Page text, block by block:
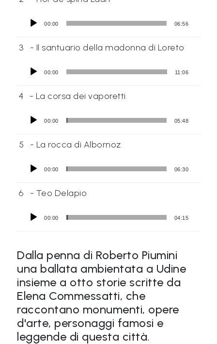
00:00 06:56
3 - Il santuario della madonna di Loreto
00:00 11:06
4 - La corsa dei vaporetti
00:00 05:48
5 - La rocca di Albornoz
00:00 06:30
6 - Teo Delapio
00:00 04:15
Dalla penna di Roberto Piumini
una ballata ambientata a Udine
insieme a otto storie scritte da
Elena Commessatti, che
raccontano monumenti, opere
d'arte, personaggi famosi e
leggende di questa città.